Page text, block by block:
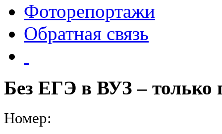
Фоторепортажи
Обратная связь
Без ЕГЭ в ВУЗ ‒
Номер: